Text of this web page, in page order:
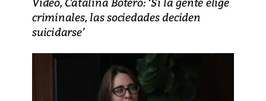
criminales, las sociedades deciden
suicidarse’